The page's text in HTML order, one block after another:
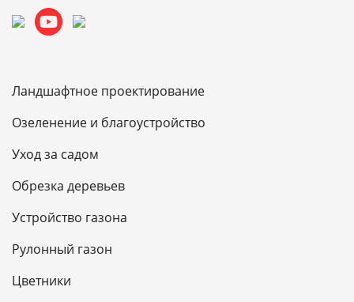
Ландшафтное проектирование
Озеленение и благоустройство
Уход за садом
Обрезка деревьев
Устройство газона
Рулонный газон
Цветники